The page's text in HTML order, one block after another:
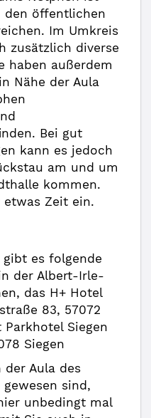
den öffentlichen
Im Umkreis
zusätzlich diverse
haben außerdem
Nähe der Aula
Bei gut
kann es jedoch
am und um
kommen.
etwas Zeit ein.
es folgende
der Albert-Irle-
das H+ Hotel
83, 57072
Siegen
Siegen
Aula des
sind,
unbedingt mal